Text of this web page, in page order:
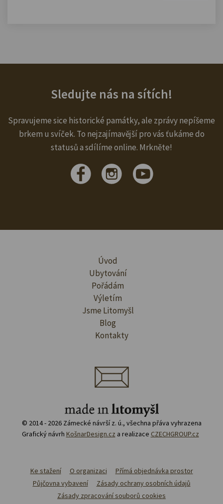
Sledujte nás na sítích!
Spravujeme sice historické památky, ale zprávy nepíšeme
brkem u svíček. To nejzajímavější pro vás ťukáme do
statusů a sdílíme online. Mrkněte!
Úvod
Ubytování
Pořádám
Výletím
Jsme Litomyšl
Blog
Kontakty
© 2014 - 2026 Zámecké návrší z. ú., všechna přáva vyhrazena
Grafický návrh KošnarDesign.cz a realizace CZECHGROUP.cz
Ke stažení O organizaci
Přímá objednávka prostor
Půjčovna vybavení
Zásady ochrany osobních údajů
Zásady zpracování souborů cookies